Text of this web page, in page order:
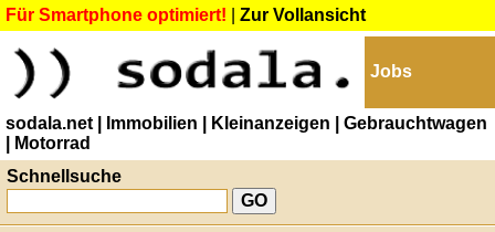
Für Smartphone optimiert! Zur Vollansicht
Jobs
sodala.net | Immobilien | Kleinanzeigen
| Gebrauchtwagen
| Motorrad
Schnellsuche